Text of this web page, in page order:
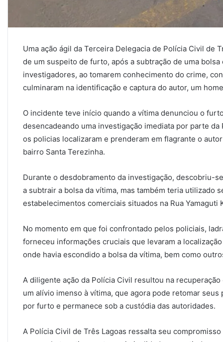
Uma ação ágil da Terceira Delegacia de Polícia Civil de
de um suspeito de furto, após a subtração de uma
investigadores, ao tomarem conhecimento do crime,
culminaram na identificação e captura do autor, um
O incidente teve início quando a vítima denunciou o
desencadeando uma investigação imediata por parte
os policias localizaram e prenderam em flagrante o
bairro Santa Terezinha.
Durante o desdobramento da investigação, descobriu-
a subtrair a bolsa da vítima, mas também teria utilizado
estabelecimentos comerciais situados na Rua Yamaguti
No momento em que foi confrontado pelos policiais,
forneceu informações cruciais que levaram a
onde havia escondido a bolsa da vítima, bem como
A diligente ação da Polícia Civil resultou na
um alívio imenso à vítima, que agora pode retomar
por furto e permanece sob a custódia das autoridades.
A Polícia Civil de Três Lagoas ressalta seu